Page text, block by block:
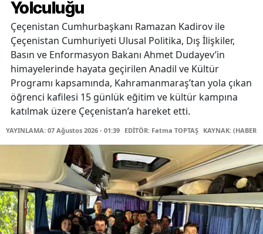
Yolculuğu
Çeçenistan Cumhurbaşkanı Ramazan Kadirov ile
Çeçenistan Cumhuriyeti Ulusal Politika, Dış İlişkiler,
Basın ve Enformasyon Bakanı Ahmet Dudayev’in
himayelerinde hayata geçirilen Anadil ve Kültür
Programı kapsamında, Kahramanmaraş’tan yola çıkan
öğrenci kafilesi 15 günlük eğitim ve kültür kampına
katılmak üzere Çeçenistan’a hareket etti.
YAYINLAMA: 07 Ağustos 2026 - 01:39 EDİTÖR: Fatma TOPTAŞ KAYNAK: (HABER